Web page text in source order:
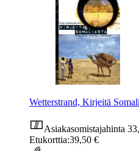
Wetterstrand, Kirjeitä
Asiakasomistajahinta
Etukorttia:39,50 €